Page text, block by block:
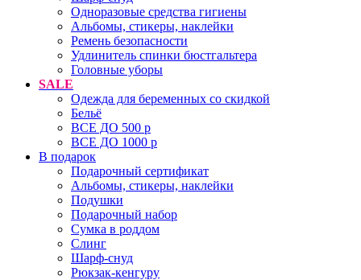
Одноразовые средства гигиены
Альбомы, стикеры, наклейки
Ремень безопасности
Удлинитель спинки бюстгальтера
Головные уборы
SALE
Одежда для беременных со скидкой
Бельё
ВСЕ ДО 500 р
ВСЕ ДО 1000 р
В подарок
Подарочный сертификат
Альбомы, стикеры, наклейки
Подушки
Подарочный набор
Сумка в роддом
Слинг
Шарф-снуд
Рюкзак-кенгуру